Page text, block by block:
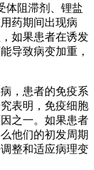
体阻滞剂、锂盐
药期间出现病
如果患者在诱发
导致病变加重，
，患者的免疫系
表明，免疫细胞
之一。如果患者
他们的初发周期
整和适应病理变